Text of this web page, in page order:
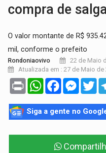
compra de
O valor montante de R$
mil, conforme o prefeito
Rondoniaovivo
22 de Maio
Atualizada em : 27 de Maio de
Print WhatsAppFacebook
Siga a gente no